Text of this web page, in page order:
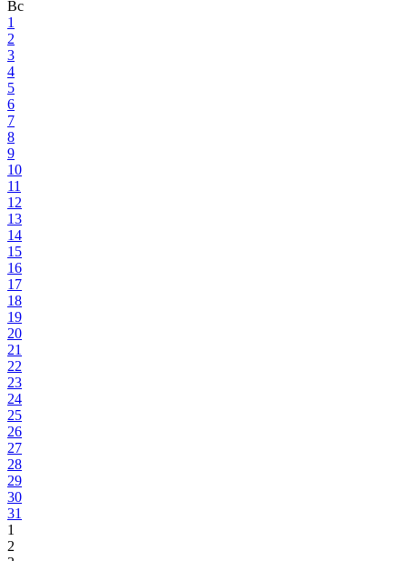
Вс
1
2
3
4
5
6
7
8
9
10
11
12
13
14
15
16
17
18
19
20
21
22
23
24
25
26
27
28
29
30
31
1
2